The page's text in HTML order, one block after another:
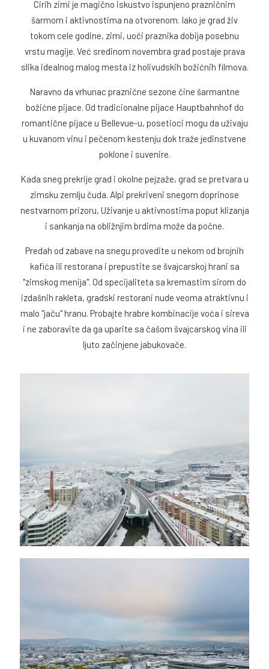
Cirih zimi je magično iskustvo ispunjeno prazničnim
šarmom i aktivnostima na otvorenom. Iako je grad živ
tokom cele godine, zimi, uoči praznika dobija posebnu
vrstu magije. Već sredinom novembra grad postaje prava
slika idealnog malog mesta iz holivudskih božićnih filmova.
Naravno da vrhunac praznične sezone čine šarmantne
božićne pijace. Od tradicionalne pijace Hauptbahnhof do
romantične pijace u Bellevue-u, posetioci mogu da uživaju
u kuvanom vinu i pečenom kestenju dok traže jedinstvene
poklone i suvenire.
Kada sneg prekrije grad i okolne pejzaže, grad se pretvara u
zimsku zemlju čuda. Alpi prekriveni snegom doprinose
nestvarnom prizoru, Uživanje u aktivnostima poput klizanja
i sankanja na obližnjim brdima može da počne.
Predah od zabave na snegu provedite u nekom od brojnih
kafića ili restorana i prepustite se švajcarskoj hrani sa
"zimskog menija". Od specijaliteta sa kremastim sirom do
izdašnih rakleta, gradski restorani nude veoma atraktivnu i
malo "jaču" hranu. Probajte hrabre kombinacije voća i sireva
i ne zaboravite da ga uparite sa čašom švajcarskog vina ili
ljuto začinjene jabukovače.